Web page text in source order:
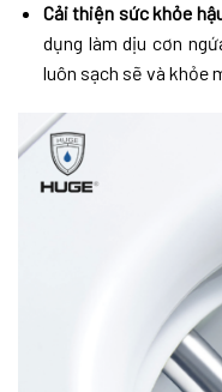
Cải thiện sức khỏe
dụng làm dịu cơn
luôn sạch sẽ và khỏe